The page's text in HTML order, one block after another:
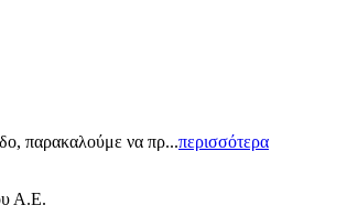
παρακαλούμε να πρ...περισσότερα
Α.Ε.